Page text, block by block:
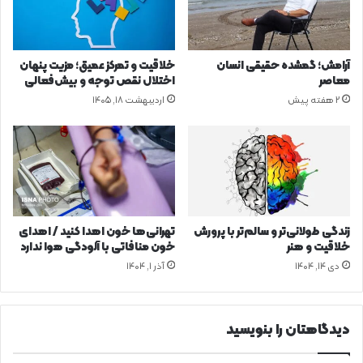
ی
ر
ی
ا
ز
ر
ی
ف
ص
ل
ر
م
ا
آرامش؛ گمشده حقیقی انسان
معاصر
2 هفته پیش
خلاقیت و تمرکز عمیق؛ مزیت پنهان
اختلال نقص توجه و بیش‌فعالی
اردیبهشت ۱۸, ۱۴۰۵
زندگی طولانی‌تر و سالم‌تر با پرورش
خلاقیت و هنر
دی ۱۴, ۱۴۰۴
تهرانی‌ها خون اهدا کنید / اهدای
خون منافاتی با آلودگی هوا ندارد
آذر ۱, ۱۴۰۴
دیدگاهتان را بنویسید